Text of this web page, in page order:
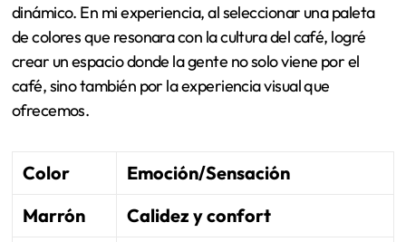
dinámico. En mi experiencia, al seleccionar una paleta
de colores que resonara con la cultura del café, logré
crear un espacio donde la gente no solo viene por el
café, sino también por la experiencia visual que
ofrecemos.
Color
Emoción/Sensación
Marrón
Calidez y confort